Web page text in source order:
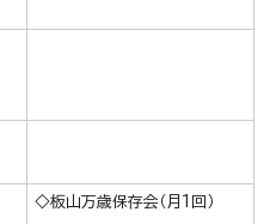
◇板山万歳保存会（月1回）